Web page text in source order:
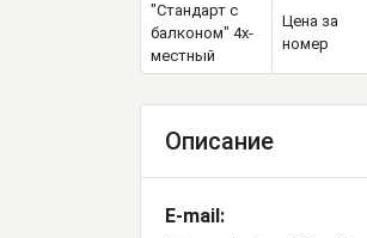
"Стандарт с
балконом" 4х-
местный
Цена за
номер
Описание
E-mail: